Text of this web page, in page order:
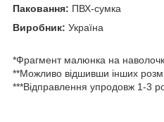
Паковання: ПВХ-сумка
Виробник: Україна
*Фрагмент малюнка на
**Можливо відшивши інших
***Відправлення упродовж 1-3